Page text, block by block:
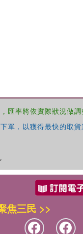
匯率將依實際狀況做調
，以獲得最快的取貨
焦三民 >>